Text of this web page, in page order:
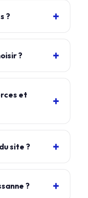
?
?
et
site ?
?